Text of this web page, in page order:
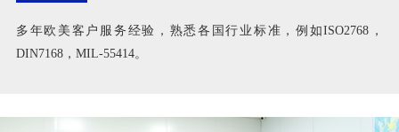
多年欧美客户服务经验，熟悉各国行业标准，例如ISO2768，
DIN7168，MIL-55414。